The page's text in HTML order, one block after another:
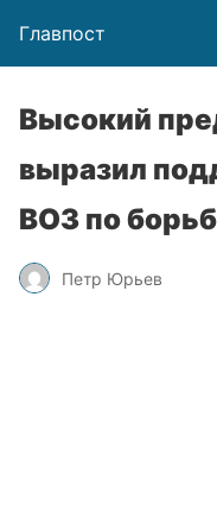
Главпост
Высокий
выразил
ВОЗ по
Петр Юрьев